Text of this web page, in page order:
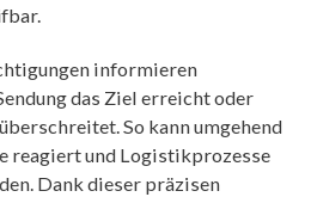
informieren
das Ziel erreicht oder
So kann umgehend
reagiert und Logistikprozesse
Dank dieser präzisen